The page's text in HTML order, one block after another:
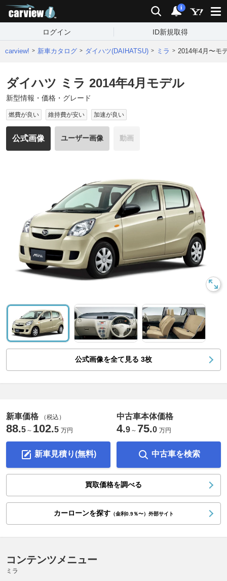
検索 通知
i
ログイン ID新規取得
carview! 新車カタログ ダイハツ(DAIHATSU) ミラ 2014年4月〜モ
ダイハツ ミラ 2014年4月モデル
新型情報・価格・グレード
燃費が良い 維持費が安い 加速が良い
公式画像 ユーザー画像 動画
公式画像を全て見る 3枚
新車価格 （税込）
88.5 ～ 102.5 万円
新車見積り(無料)
中古車本体価格
4.9 ～ 75.0 万円
中古車を検索
買取価格を調べる
カーローンを探す（金利0.9％〜）外部サイト
コンテンツメニュー
ミラ